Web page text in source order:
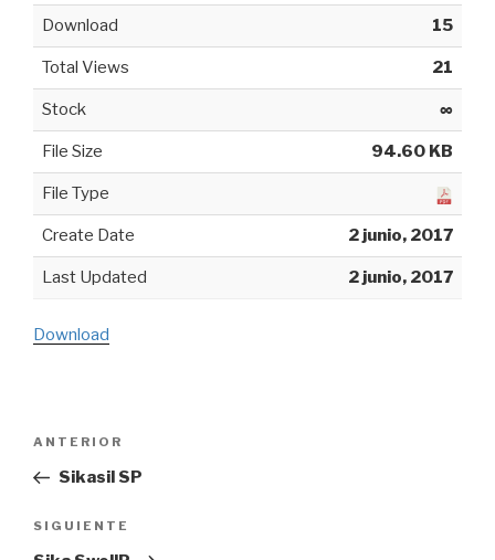
Download 15
Total Views 21
Stock ∞
File Size 94.60 KB
File Type
Create Date 2 junio, 2017
Last Updated 2 junio, 2017
Download
Navegación
Entrada
anterior:
ANTERIOR
Sikasil SP
Siguiente
entrada
SIGUIENTE